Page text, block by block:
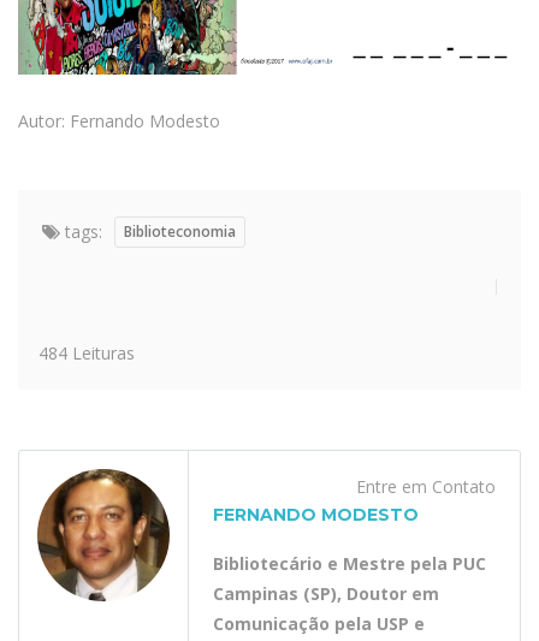
Autor: Fernando Modesto
tags: Biblioteconomia
484 Leituras
Entre em Contato
FERNANDO MODESTO
Bibliotecário e Mestre pela PUC
Campinas (SP), Doutor em
Comunicação pela USP e